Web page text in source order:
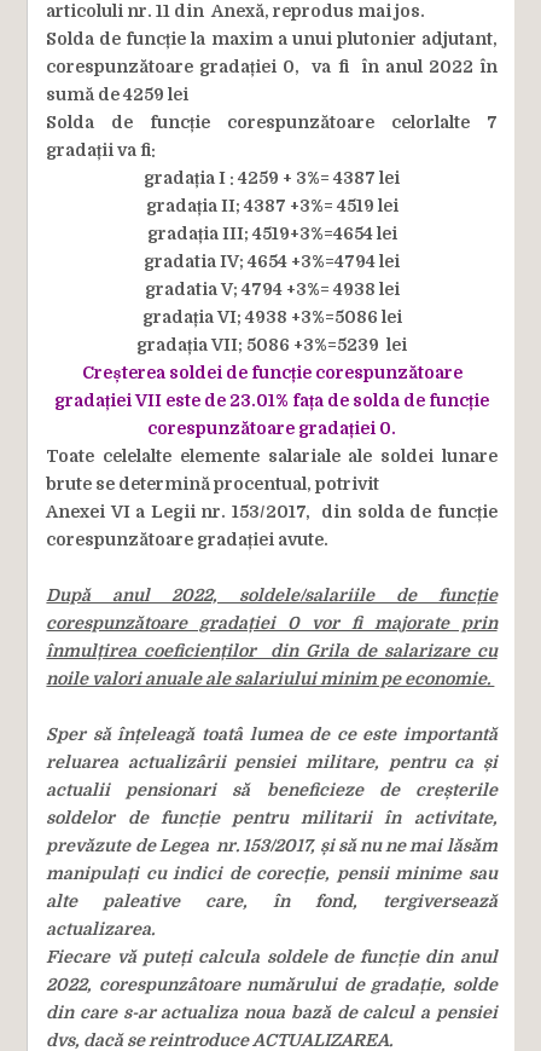
articoluli nr. 11 din Anexă, reprodus mai jos.
Solda de funcție la maxim a unui plutonier adjutant,
corespunzătoare gradației 0, va fi în anul 2022 în
sumă de 4259 lei
Solda de funcție corespunzătoare celorlalte 7
gradații va fi:
gradația I : 4259 + 3%= 4387 lei
gradația II; 4387 +3%= 4519 lei
gradația III; 4519+3%=4654 lei
gradatia IV; 4654 +3%=4794 lei
gradatia V; 4794 +3%= 4938 lei
gradația VI; 4938 +3%=5086 lei
gradația VII; 5086 +3%=5239 lei
Creșterea soldei de funcție corespunzătoare
gradației VII este de 23.01% fața de solda de funcție
corespunzătoare gradației 0.
Toate celelalte elemente salariale ale soldei lunare
brute se determină procentual, potrivit
Anexei VI a Legii nr. 153/2017, din solda de funcție
corespunzătoare gradației avute.
După anul 2022, soldele/salariile de funcție
corespunzătoare gradației 0 vor fi majorate prin
înmulțirea coeficienților din Grila de salarizare cu
noile valori anuale ale salariului minim pe economie.
Sper să înțeleagă toatâ lumea de ce este importantă
reluarea actualizârii pensiei militare, pentru ca și
actualii pensionari să beneficieze de creșterile
soldelor de funcție pentru militarii în activitate,
prevăzute de Legea nr. 153/2017, și să nu ne mai lăsăm
manipulați cu indici de corecție, pensii minime sau
alte paleative care, în fond, tergiversează
actualizarea.
Fiecare vă puteți calcula soldele de funcție din anul
2022, corespunzâtoare numărului de gradație, solde
din care s-ar actualiza noua bază de calcul a pensiei
dvs, dacă se reintroduce ACTUALIZAREA.